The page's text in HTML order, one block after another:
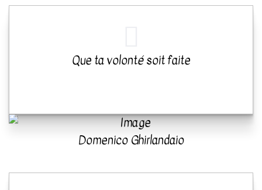
Que ta volonté soit faite
Domenico Ghirlandaio